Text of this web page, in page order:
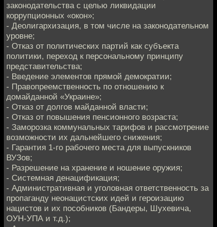
законодательства с целью ликвидации
коррупционных «окон»;
- Деолигархизация, в том числе на законодательном
уровне;
- Отказ от политических партий как субъекта
политики, переход к персональному принципу
представительства;
- Введение элементов прямой демократии;
- Правопреемственность по отношению к
домайданной «Украине»;
- Отказ от долгов майданной власти;
- Отказ от повышения пенсионного возраста;
- Заморозка коммунальных тарифов и рассмотрение
возможности их дальнейшего снижения;
- Гарантия 1-го рабочего места для выпускников
ВУЗов;
- Разрешение на хранение и ношение оружия;
- Системная денацификация;
- Административная и уголовная ответственность за
пропаганду неонацистских идей и героизацию
нацистов и их пособников (Бандеры, Шухевича,
ОУН-УПА и т.д.);